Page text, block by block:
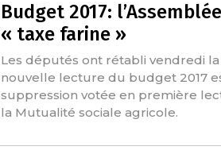
Budget 2017:
« taxe farine »
Les députés ont rétabli vendredi la
nouvelle lecture du budget 2017
suppression votée en première
la Mutualité sociale agricole.